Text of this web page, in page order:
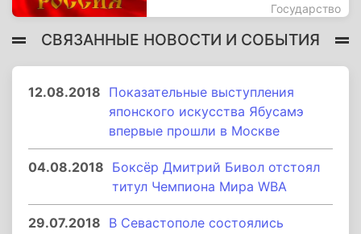
Государство
СВЯЗАННЫЕ НОВОСТИ И СОБЫТИЯ
12.08.2018 Показательные выступления
японского искусства Ябусамэ
впервые прошли в Москве
04.08.2018 Боксёр Дмитрий Бивол отстоял
титул Чемпиона Мира WBA
29.07.2018 В Севастополе состоялись